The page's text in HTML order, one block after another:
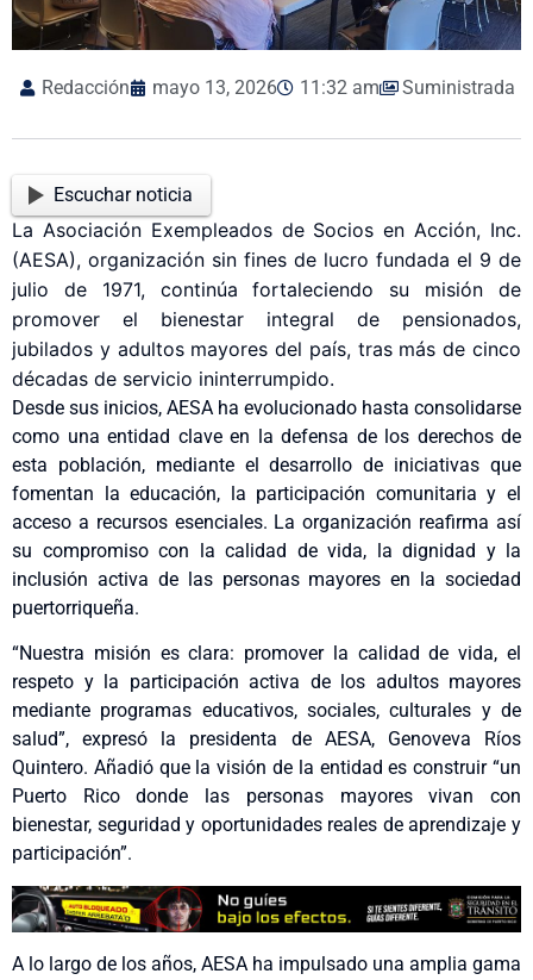
Redacción mayo 13, 2026 11:32 am Suministrada
Escuchar noticia
La Asociación Exempleados de Socios en Acción, Inc.
(AESA), organización sin fines de lucro fundada el 9 de
julio de 1971, continúa fortaleciendo su misión de
promover el bienestar integral de pensionados,
jubilados y adultos mayores del país, tras más de cinco
décadas de servicio ininterrumpido.
Desde sus inicios, AESA ha evolucionado hasta consolidarse
como una entidad clave en la defensa de los derechos de
esta población, mediante el desarrollo de iniciativas que
fomentan la educación, la participación comunitaria y el
acceso a recursos esenciales. La organización reafirma así
su compromiso con la calidad de vida, la dignidad y la
inclusión activa de las personas mayores en la sociedad
puertorriqueña.
“Nuestra misión es clara: promover la calidad de vida, el
respeto y la participación activa de los adultos mayores
mediante programas educativos, sociales, culturales y de
salud”, expresó la presidenta de AESA, Genoveva Ríos
Quintero. Añadió que la visión de la entidad es construir “un
Puerto Rico donde las personas mayores vivan con
bienestar, seguridad y oportunidades reales de aprendizaje y
participación”.
A lo largo de los años, AESA ha impulsado una amplia gama